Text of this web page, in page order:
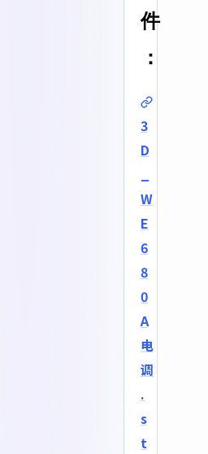
件
：
3
D
W
E
6
8
0
A
电
调
.
s
t